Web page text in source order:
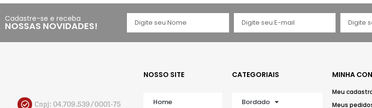
Cadastre-se e receba
NOSSAS NOVIDADES!
Cnpj: 04.709.539/0001-75
NOSSO SITE
Home
CATEGORIAIS
Bordado
MINHA
Meu
Meus